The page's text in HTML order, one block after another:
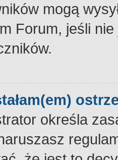
mogą
Forum, jeśli
określa